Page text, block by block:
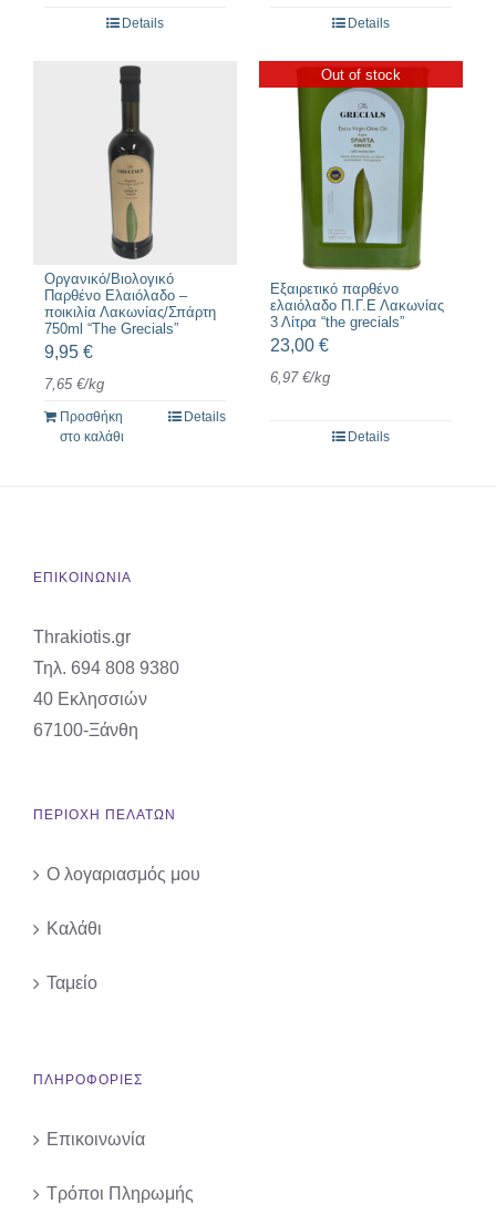
Details Details
Οργανικό/Βιολογικό
Παρθένο Ελαιόλαδο –
ποικιλία Λακωνίας/Σπάρτη
750ml “The Grecials”
9,95 €
7,65 €/kg
Προσθήκη
στο καλάθι
Details
Out of stock
Εξαιρετικό παρθένο
ελαιόλαδο Π.Γ.Ε Λακωνίας
3 Λίτρα “the grecials”
23,00 €
6,97 €/kg
Details
ΕΠΙΚΟΙΝΩΝΙΑ
Thrakiotis.gr
Τηλ. 694 808 9380
40 Εκλησσιών
67100-Ξάνθη
ΠΕΡΙΟΧΗ ΠΕΛΑΤΩΝ
Ο λογαριασμός μου
Καλάθι
Ταμείο
ΠΛΗΡΟΦΟΡΙΕΣ
Επικοινωνία
Τρόποι Πληρωμής